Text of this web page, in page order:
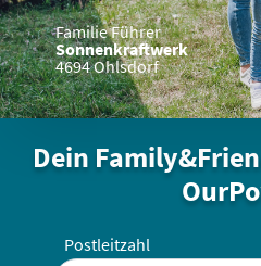
Familie Führer
Sonnenkraftwerk
4694 Ohlsdorf
Dein
Postleitzahl